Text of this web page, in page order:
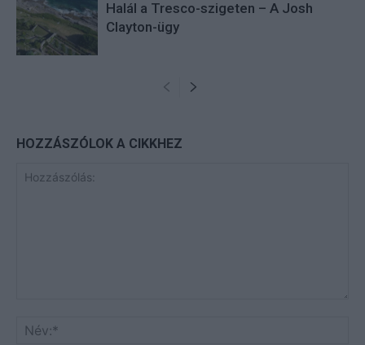
Halál a Tresco-szigeten – A Josh
Clayton-ügy
HOZZÁSZÓLOK A CIKKHEZ